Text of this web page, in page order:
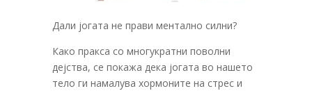
Дали јогата не прави ментално силни?
Како пракса со многукратни поволни
дејства, се покажа дека јогата во нашето
тело ги намалува хормоните на стрес и